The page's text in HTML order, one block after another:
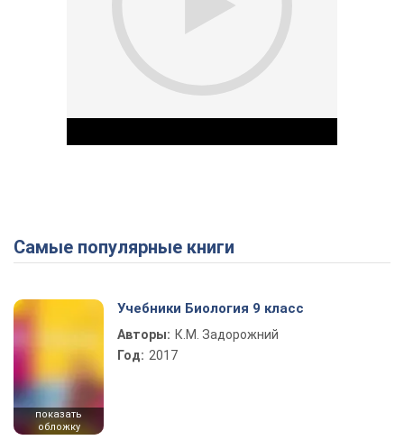
Play Video
Самые популярные книги
показать
обложку
Учебники Биология 9 класс
Авторы: К.М. Задорожний
Год: 2017